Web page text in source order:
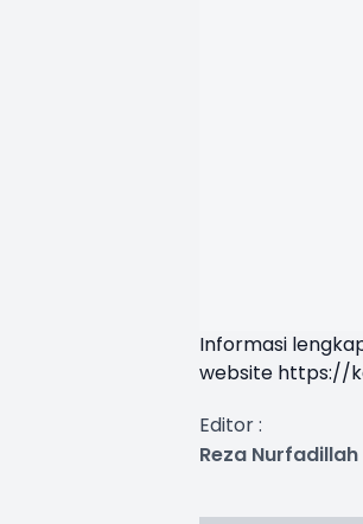
Informasi
website https://
Editor :
Reza Nurfadillah